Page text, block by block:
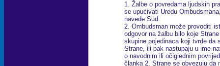
1. Žalbe o povredama ljudskih
se upućivati Uredu
navede Sud.
2. Ombudsman može provoditi
odgovor na žalbu bilo koje
skupine pojedinaca koji tvrde da
Strane, ili pak nastupaju u ime
o navodnim ili očiglednim
članka 2. Strane se obvezuju da